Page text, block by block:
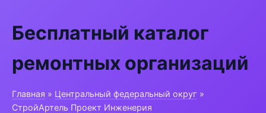
Бесплатный каталог
ремонтных организаций
Главная » Центральный федеральный округ »
СтройАртель Проект Инженерия